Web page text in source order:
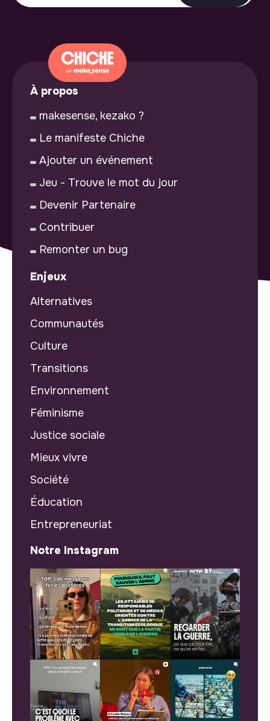
À propos
makesense, kezako ?
Le manifeste Chiche
Ajouter un événement
Jeu - Trouve le mot du jour
Devenir Partenaire
Contribuer
Remonter un bug
Enjeux
Alternatives
Communautés
Culture
Transitions
Environnement
Féminisme
Justice sociale
Mieux vivre
Société
Éducation
Entrepreneuriat
Notre Instagram